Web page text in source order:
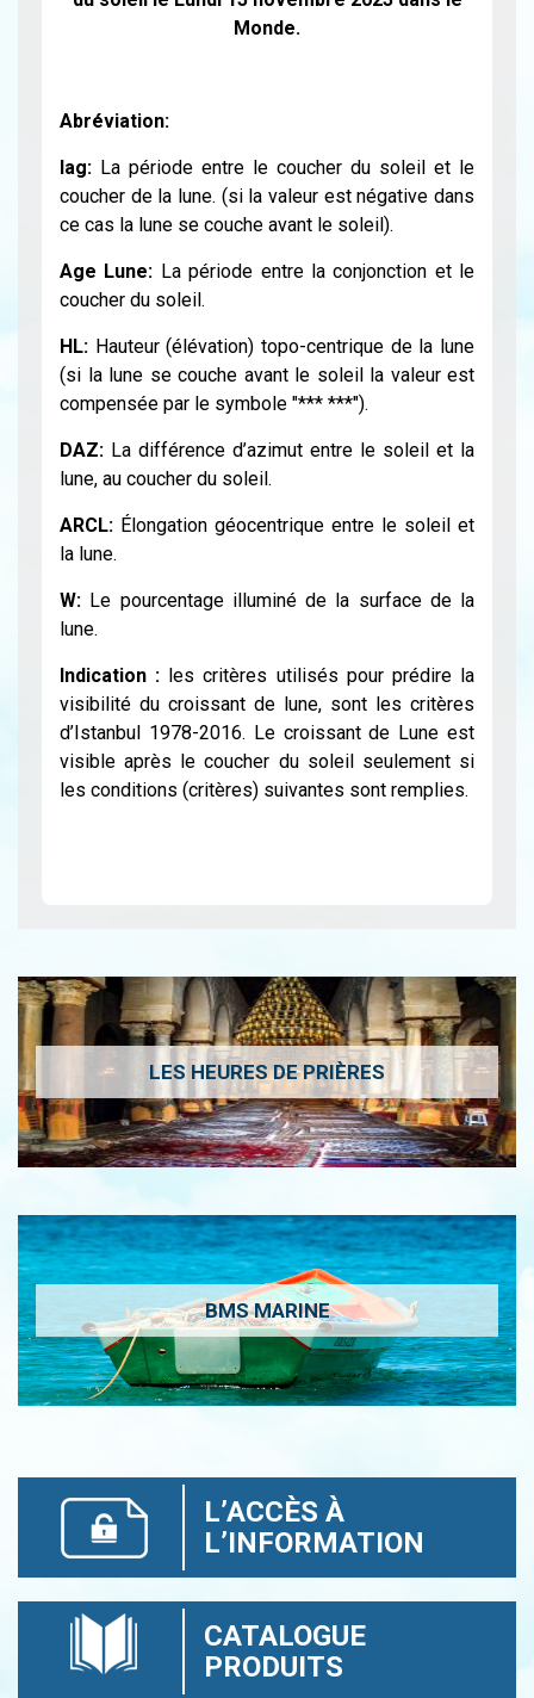
Monde.
Abréviation:
lag: La période entre le coucher du soleil et le
coucher de la lune. (si la valeur est négative dans
ce cas la lune se couche avant le soleil).
Age Lune: La période entre la conjonction et le
coucher du soleil.
HL: Hauteur (élévation) topo-centrique de la lune
(si la lune se couche avant le soleil la valeur est
compensée par le symbole "*** ***").
DAZ: La différence d’azimut entre le soleil et la
lune, au coucher du soleil.
ARCL: Élongation géocentrique entre le soleil et
la lune.
W: Le pourcentage illuminé de la surface de la
lune.
Indication : les critères utilisés pour prédire la
visibilité du croissant de lune, sont les critères
d’Istanbul 1978-2016. Le croissant de Lune est
visible après le coucher du soleil seulement si
les conditions (critères) suivantes sont remplies.
LES HEURES DE PRIÈRES
BMS MARINE
L’ACCÈS À
L’INFORMATION
CATALOGUE
PRODUITS